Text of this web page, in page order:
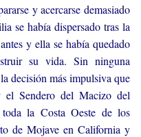
y acercarse demasiado
se había dispersado tras la
y ella se había quedado
su vida. Sin ninguna
decisión más impulsiva que
el Sendero del Macizo del
la Costa Oeste de los
de Mojave en California y